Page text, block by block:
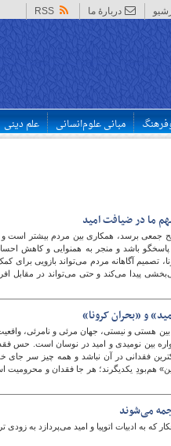
دربارهٔ ما RSS
فرهنگ
مبانی علوم‌انسانی علم دینی
ما در ضیافت امید
برسد، همکاری بین مردم بیشتر است و
پاسخگو باشد و منجر به همنوایی و کاهش
تصمیم آگاهانه مردم می‌تواند بازویی برای
پیدا می‌کند و حتی می‌تواند در مقابل
و «بحران کرونا»
هستی و نیستی، جهان مرئی و نامرئی،
بین نومیدی و امید در نوسان است. حس
فقدانی در آن نباشد و همه چیز سر جای
هم‌بودِ یکدیگرند؛ هر جا فقدان و
می‌شوند
که به ادبیات اتوپیا و امید می‌پردازد به زودی